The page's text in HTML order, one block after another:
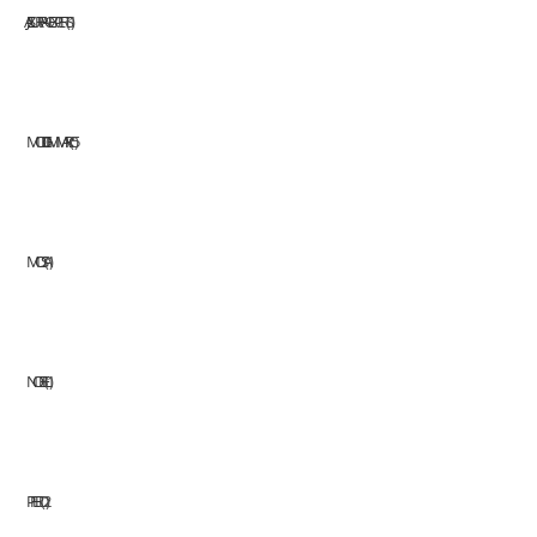
JAZ SURFACE EXPERTS1
MODI GMM ARC5
MOSA1
NOBEL1
PFERD2